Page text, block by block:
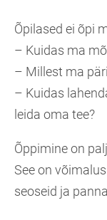
Õpilased ei õpi
– Kuidas ma
– Millest ma
– Kuidas
leida oma tee?
Õppimine on
See on
seoseid ja